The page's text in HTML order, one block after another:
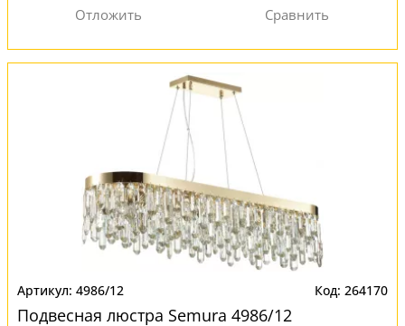
4986/12 264170
Подвесная люстра Semura 4986/12